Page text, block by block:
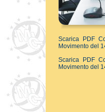
Scarica PDF
Movimento del
Scarica PDF
Movimento del